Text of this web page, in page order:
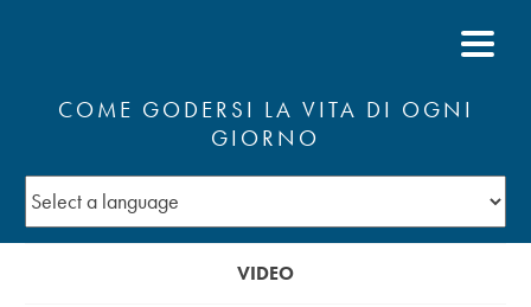
COME GODERSI LA VITA DI OGNI
GIORNO
VIDEO